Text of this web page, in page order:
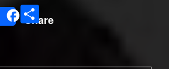
SharePartager